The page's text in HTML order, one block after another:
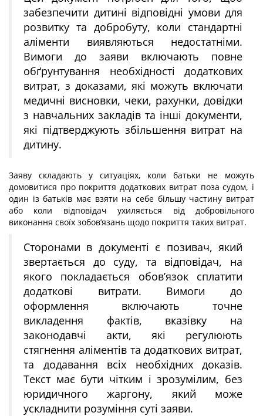
забезпечити дитині відповідні умови для
розвитку та добробуту, коли стандартні
аліменти виявляються недостатніми.
Вимоги до заяви включають повне
обґрунтування необхідності додаткових
витрат, з доказами, які можуть включати
медичні висновки, чеки, рахунки, довідки
з навчальних закладів та інші документи,
які підтверджують збільшення витрат на
дитину.
Заяву складають у ситуаціях, коли батьки не можуть
домовитися про покриття додаткових витрат поза судом, і
один із батьків має взяти на себе більшу частину витрат
або коли відповідач ухиляється від добровільного
виконання своїх зобов’язань щодо покриття таких витрат.
Сторонами в документі є позивач, який
звертається до суду, та відповідач, на
якого покладається обов’язок сплатити
додаткові витрати. Вимоги до
оформлення включають точне
викладення фактів, вказівку на
законодавчі акти, які регулюють
стягнення аліментів та додаткових витрат,
та додавання всіх необхідних доказів.
Текст має бути чітким і зрозумілим, без
юридичного жаргону, який може
ускладнити розуміння суті заяви.